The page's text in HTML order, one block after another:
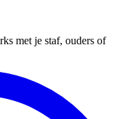
met je staf, ouders of